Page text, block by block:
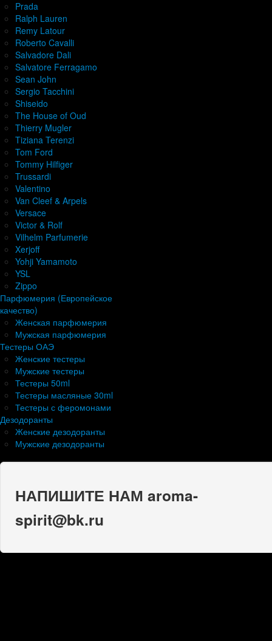
Prada
Ralph Lauren
Remy Latour
Roberto Cavalli
Salvadore Dali
Salvatore Ferragamo
Sean John
Sergio Tacchini
Shiseido
The House of Oud
Thierry Mugler
Tiziana Terenzi
Tom Ford
Tommy Hilfiger
Trussardi
Valentino
Van Cleef & Arpels
Versace
Victor & Rolf
Vilhelm Parfumerie
Xerjoff
Yohji Yamamoto
YSL
Zippo
Парфюмерия (Европейское
качество)
Женская парфюмерия
Мужская парфюмерия
Тестеры ОАЭ
Женские тестеры
Мужские тестеры
Тестеры 50ml
Тестеры масляные 30ml
Тестеры с феромонами
Дезодоранты
Женские дезодоранты
Мужские дезодоранты
НАПИШИТЕ НАМ aroma-
spirit@bk.ru